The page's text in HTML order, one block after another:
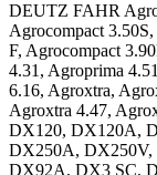
DEUTZ FAHR
Agrocompact
F, Agrocompact
4.31, Agroprima
6.16, Agroxtra,
Agroxtra 4.47,
DX120, DX120A,
DX250A,
DX92A, DX3 SC,